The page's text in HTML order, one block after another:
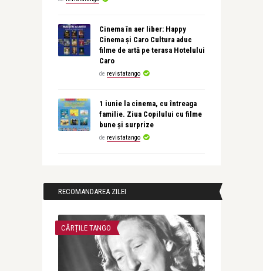
Cinema în aer liber: Happy
Cinema și Caro Cultura aduc
filme de artă pe terasa Hotelului
Caro
de revistatango
1 iunie la cinema, cu întreaga
familie. Ziua Copilului cu filme
bune și surprize
de revistatango
RECOMANDAREA ZILEI
CĂRȚILE TANGO